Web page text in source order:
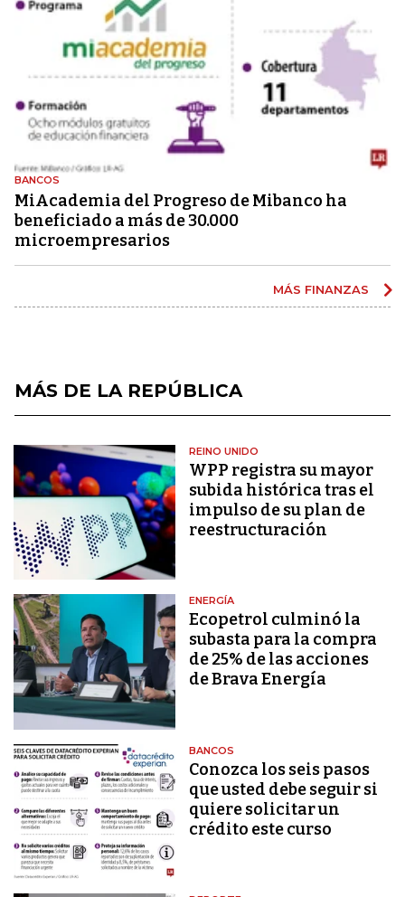
BANCOS
MiAcademia del Progreso de Mibanco ha
beneficiado a más de 30.000
microempresarios
MÁS FINANZAS
MÁS DE LA REPÚBLICA
REINO UNIDO
WPP registra su mayor
subida histórica tras el
impulso de su plan de
reestructuración
ENERGÍA
Ecopetrol culminó la
subasta para la compra
de 25% de las acciones
de Brava Energía
BANCOS
Conozca los seis pasos
que usted debe seguir si
quiere solicitar un
crédito este curso